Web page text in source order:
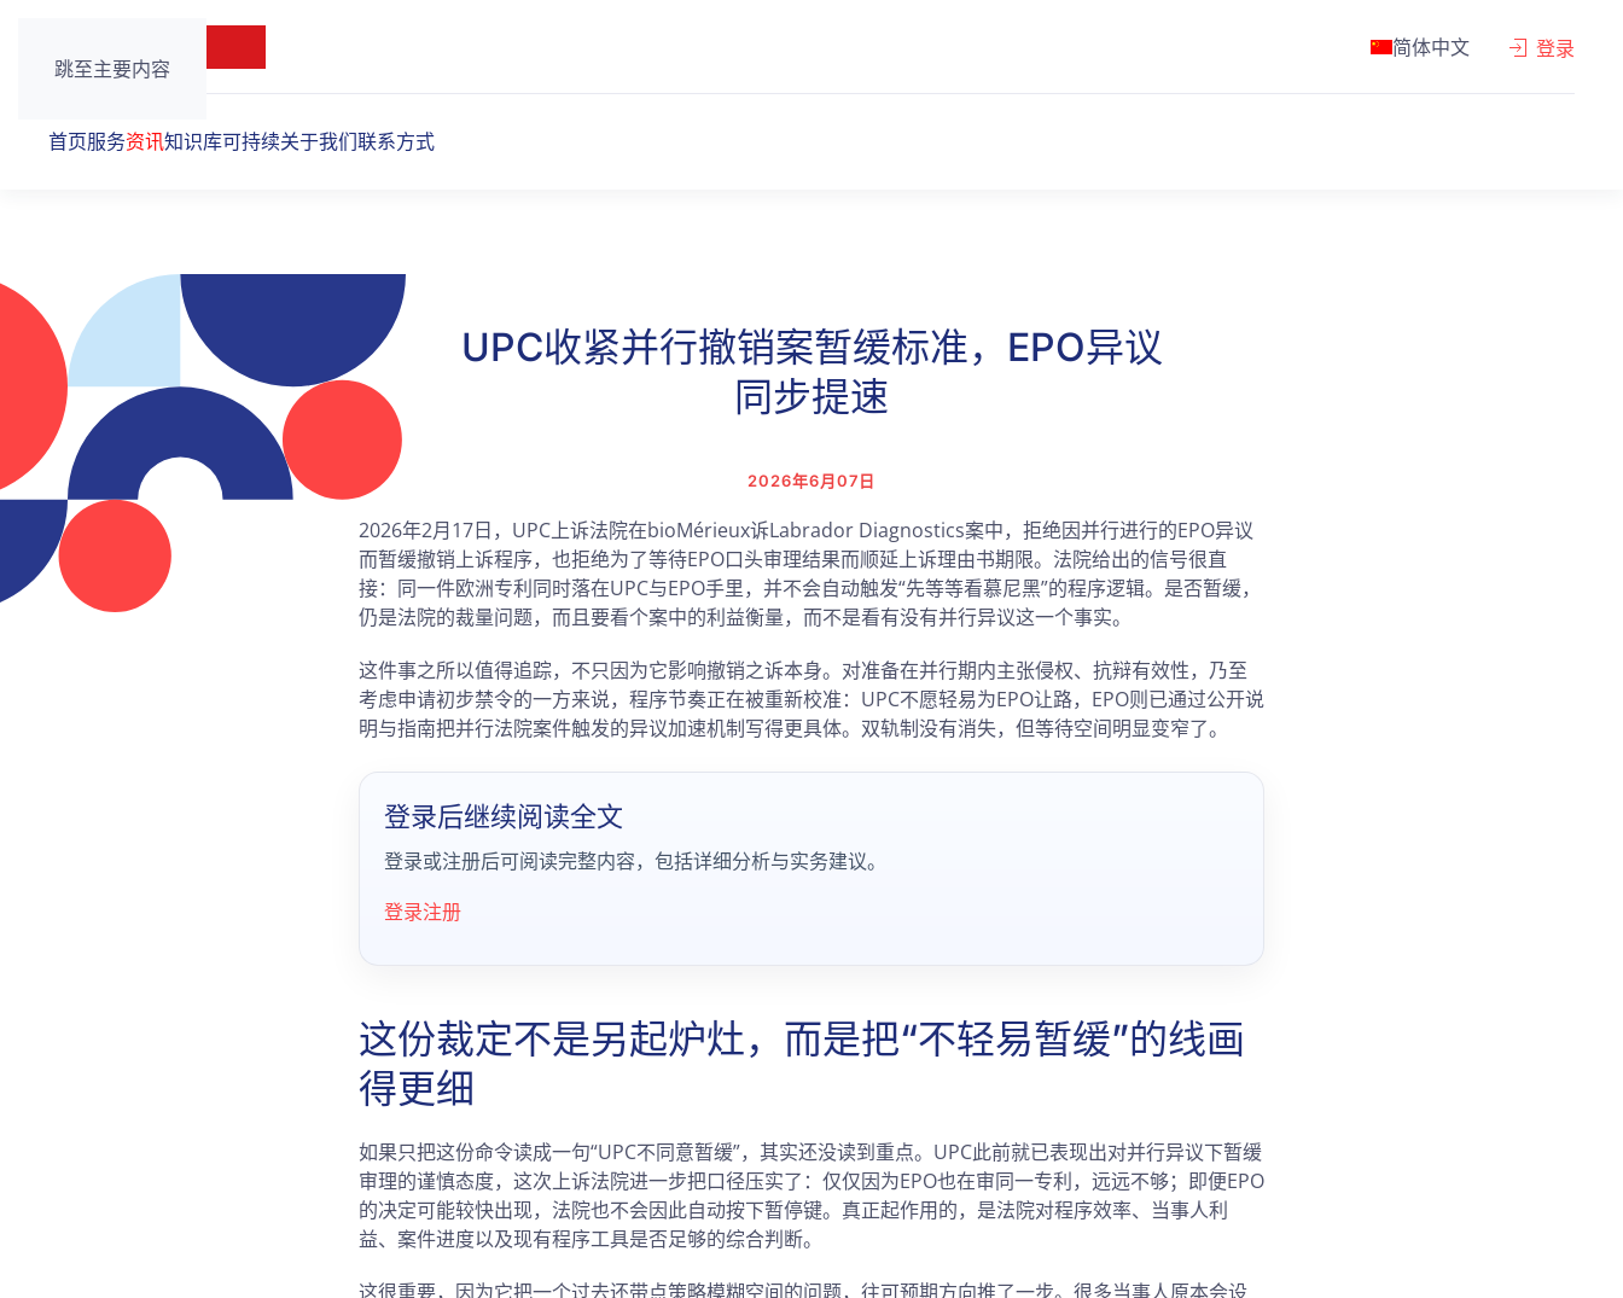
跳至主要内容
简体中文 登录
首页服务资讯知识库可持续关于我们联系方式
UPC收紧并行撤销案暂缓标准，EPO异议
同步提速
2026年6月07日
2026年2月17日，UPC上诉法院在bioMérieux诉Labrador Diagnostics案中，拒绝因并行进行的EPO异议
而暂缓撤销上诉程序，也拒绝为了等待EPO口头审理结果而顺延上诉理由书期限。法院给出的信号很直
接：同一件欧洲专利同时落在UPC与EPO手里，并不会自动触发“先等等看慕尼黑”的程序逻辑。是否暂缓，
仍是法院的裁量问题，而且要看个案中的利益衡量，而不是看有没有并行异议这一个事实。
这件事之所以值得追踪，不只因为它影响撤销之诉本身。对准备在并行期内主张侵权、抗辩有效性，乃至
考虑申请初步禁令的一方来说，程序节奏正在被重新校准：UPC不愿轻易为EPO让路，EPO则已通过公开说
明与指南把并行法院案件触发的异议加速机制写得更具体。双轨制没有消失，但等待空间明显变窄了。
登录后继续阅读全文
登录或注册后可阅读完整内容，包括详细分析与实务建议。
登录注册
这份裁定不是另起炉灶，而是把“不轻易暂缓”的线画
得更细
如果只把这份命令读成一句“UPC不同意暂缓”，其实还没读到重点。UPC此前就已表现出对并行异议下暂缓
审理的谨慎态度，这次上诉法院进一步把口径压实了：仅仅因为EPO也在审同一专利，远远不够；即便EPO
的决定可能较快出现，法院也不会因此自动按下暂停键。真正起作用的，是法院对程序效率、当事人利
益、案件进度以及现有程序工具是否足够的综合判断。
这很重要，因为它把一个过去还带点策略模糊空间的问题，往可预期方向推了一步。很多当事人原本会设